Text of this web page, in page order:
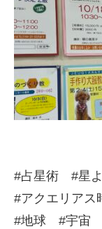
#占星術 #星
#アクエリアス
#地球 #宇宙